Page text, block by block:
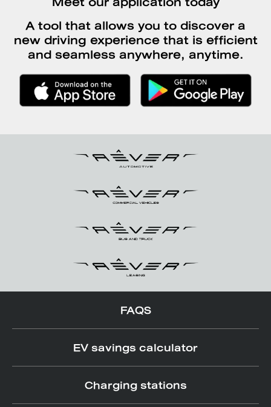
A tool that allows you to discover a
new driving experience that is efficient
and seamless anywhere, anytime.
FAQS
EV savings calculator
Charging stations